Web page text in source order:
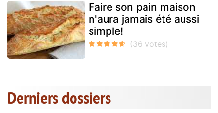
Faire son pain maison
n'aura jamais été aussi
simple!
Derniers dossiers